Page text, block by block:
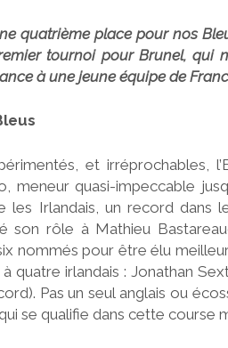
quatrième place pour nos
tournoi pour Brunel, qui
à une jeune équipe de
et irréprochables,
meneur quasi-impeccable
les Irlandais, un record dans
son rôle à Mathieu
nommés pour être élu
quatre irlandais : Jonathan
Pas un seul anglais ou
se qualifie dans cette course